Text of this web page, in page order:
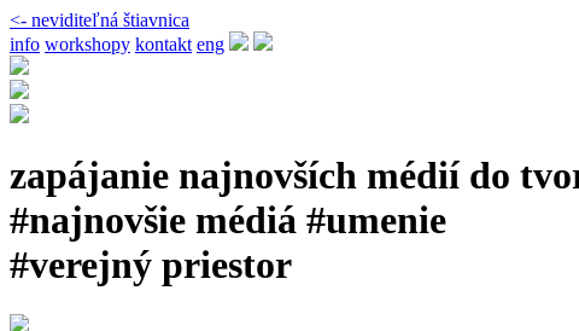
<- neviditeľná štiavnica
info workshopy kontakt eng
zapájanie najnovších médií do
#najnovšie médiá #umenie
#verejný priestor